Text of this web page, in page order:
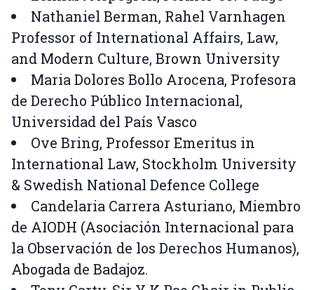
Nathaniel Berman, Rahel Varnhagen
Professor of International Affairs, Law,
and Modern Culture, Brown University
Maria Dolores Bollo Arocena, Profesora
de Derecho Público Internacional,
Universidad del País Vasco
Ove Bring, Professor Emeritus in
International Law, Stockholm University
& Swedish National Defence College
Candelaria Carrera Asturiano, Miembro
de AIODH (Asociación Internacional para
la Observación de los Derechos Humanos),
Abogada de Badajoz.